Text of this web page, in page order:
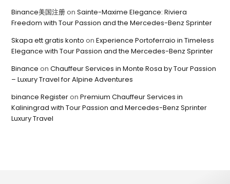
Binance美国注册onSainte-Maxime Elegance: Riviera
Freedom with Tour Passion and the Mercedes-Benz Sprinter
Skapa ett gratis konto onExperience Portoferraio in Timeless
Elegance with Tour Passion and the Mercedes-Benz Sprinter
Binance onChauffeur Services in Monte Rosa by Tour Passion
– Luxury Travel for Alpine Adventures
binance RegisteronPremium Chauffeur Services in
Kaliningrad with Tour Passion and Mercedes-Benz Sprinter
Luxury Travel